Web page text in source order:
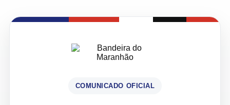
COMUNICADO OFICIAL